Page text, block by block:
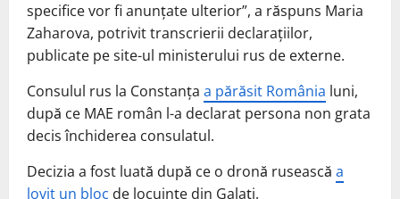
specifice vor fi anunțate ulterior”, a răspuns Maria
Zaharova, potrivit transcrierii declarațiilor,
publicate pe site-ul ministerului rus de externe.
Consulul rus la Constanța a părăsit România luni,
după ce MAE român l-a declarat persona non grata
decis închiderea consulatul.
Decizia a fost luată după ce o dronă rusească a
lovit un bloc de locuințe din Galați.